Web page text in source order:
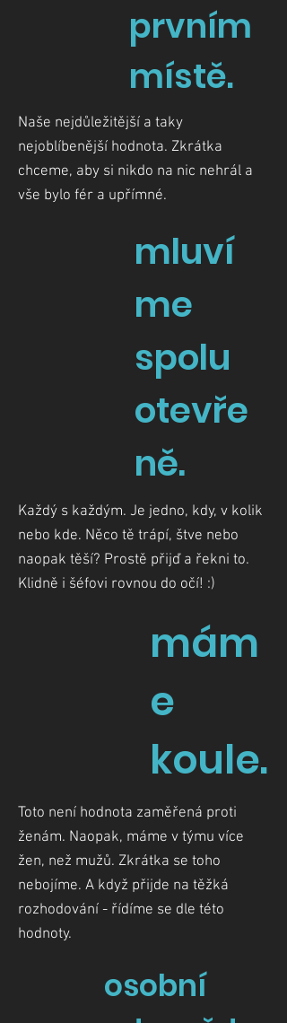
prvním
místě.
Naše nejdůležitější a taky
nejoblíbenější hodnota. Zkrátka
chceme, aby si nikdo na nic nehrál a
vše bylo fér a upřímné.
mluví
me
spolu
otevře
ně.
Každý s každým. Je jedno, kdy, v kolik
nebo kde. Něco tě trápí, štve nebo
naopak těší? Prostě přijď a řekni to.
Klidně i šéfovi rovnou do očí! :)
mám
e
koule.
Toto není hodnota zaměřená proti
ženám. Naopak, máme v týmu více
žen, než mužů. Zkrátka se toho
nebojíme. A když přijde na těžká
rozhodování - řídíme se dle této
hodnoty.
osobní